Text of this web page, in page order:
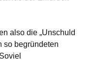
also die „Unschuld
so begründeten